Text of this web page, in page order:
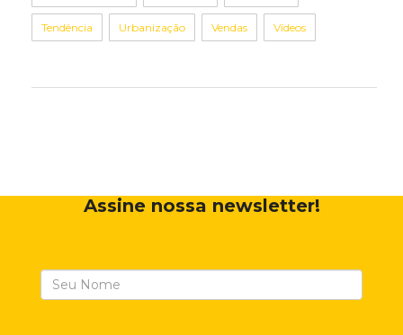
Tendência Urbanização Vendas Vídeos
Assine nossa newsletter!